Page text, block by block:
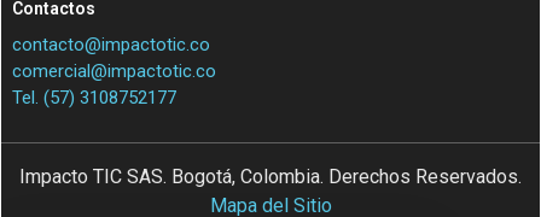
Contactos
contacto@impactotic.co
comercial@impactotic.co
Tel. (57) 3108752177
Impacto TIC SAS. Bogotá, Colombia. Derechos Reservados.
Mapa del Sitio